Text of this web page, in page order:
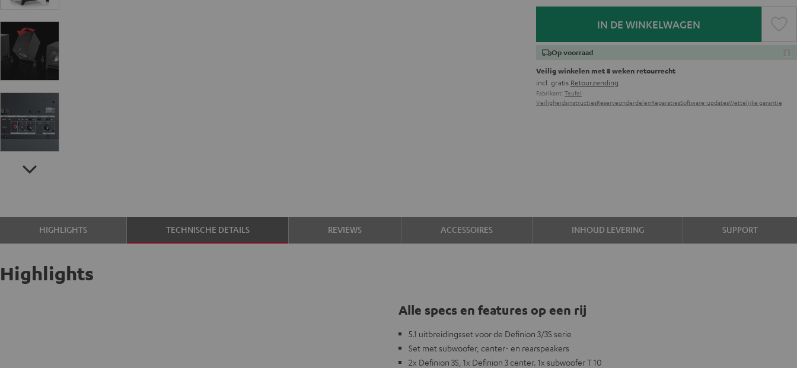
IN DE WINKELWAGEN
Op voorraad
Veilig winkelen met 8 weken retourrecht
incl. gratis Retourzending
Fabrikant: Teufel
VeiligheidsinstructiesReserveonderdelenReparatiesSoftware-updatesWettelijke garantie
HIGHLIGHTS TECHNISCHE DETAILS REVIEWS ACCESSOIRES INHOUD LEVERING SUPPORT
Highlights
Alle specs en features op een rij
5.1 uitbreidingsset voor de Definion 3/3S serie
Set met subwoofer, center- en rearspeakers
2x Definion 3S, 1x Definion 3 center. 1x subwoofer T 10